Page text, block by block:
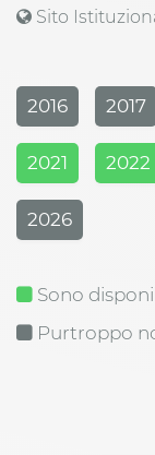
Sito
2016 2017
2021 2022
2026
Sono
Purtroppo